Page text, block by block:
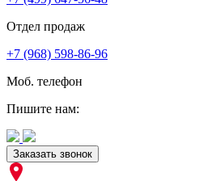
Отдел продаж
+7 (968) 598-86-96
Моб. телефон
Пишите нам:
Заказать звонок